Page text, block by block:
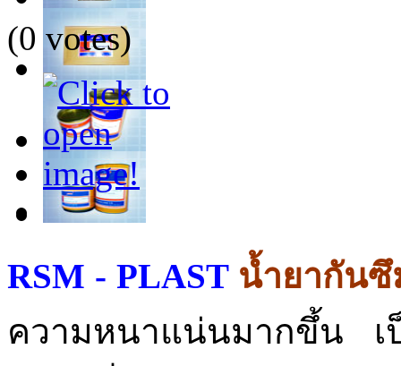
(0 votes)
RSM - PLAST น้ำยากัน
ความหนาแน่นมากขึ้น